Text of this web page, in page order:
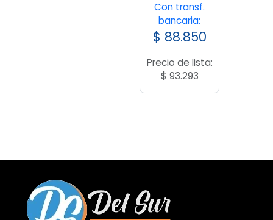
Con transf.
bancaria:
$ 88.850
Precio de lista:
$ 93.293